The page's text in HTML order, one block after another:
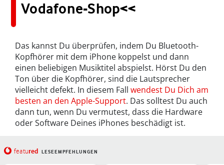
Vodafone-Shop<<
Das kannst Du überprüfen, indem Du Bluetooth-
Kopfhörer mit dem iPhone koppelst und dann
einen beliebigen Musiktitel abspielst. Hörst Du den
Ton über die Kopfhörer, sind die Lautsprecher
vielleicht defekt. In diesem Fall wendest Du Dich am
besten an den Apple-Support. Das solltest Du auch
dann tun, wenn Du vermutest, dass die Hardware
oder Software Deines iPhones beschädigt ist.
featured LESEEMPFEHLUNGEN